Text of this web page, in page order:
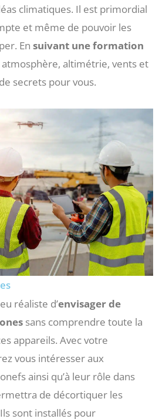
climatiques. Il est primordial
et même de pouvoir les
En suivant une formation
atmosphère, altimétrie, vents et
secrets pour vous.
réaliste d’envisager de
sans comprendre toute la
appareils. Avec votre
vous intéresser aux
ainsi qu’à leur rôle dans
de décortiquer les
sont installés pour